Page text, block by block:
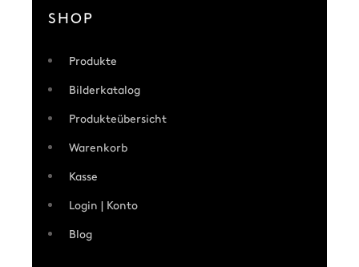
SHOP
Produkte
Bilderkatalog
Produkteübersicht
Warenkorb
Kasse
Login | Konto
Blog